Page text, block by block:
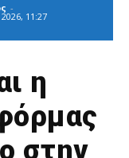
-
11:27
η
στην